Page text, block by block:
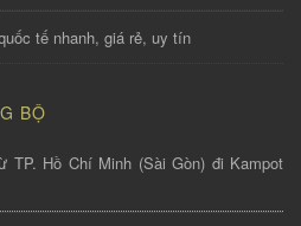
tế nhanh, giá rẻ, uy tín
BỘ
TP. Hồ Chí Minh (Sài Gòn) đi Kampot